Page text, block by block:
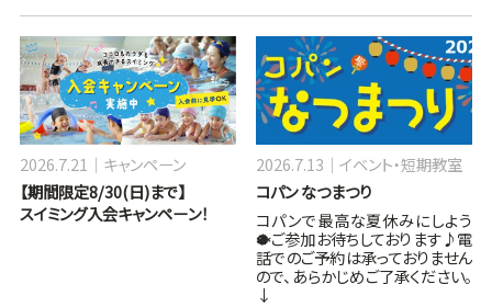
【期間限定8/30(日)まで】
スイミング入会キャンペーン！
2026.7.21
キャンペーン
コパン なつまつり
2026.7.13 イベント・短期教室
コパンで最高な夏休みにしよう
🐡ご参加お待ちしております♪電
話でのご予約は承っておりません
ので、あらかじめご了承ください。
↓